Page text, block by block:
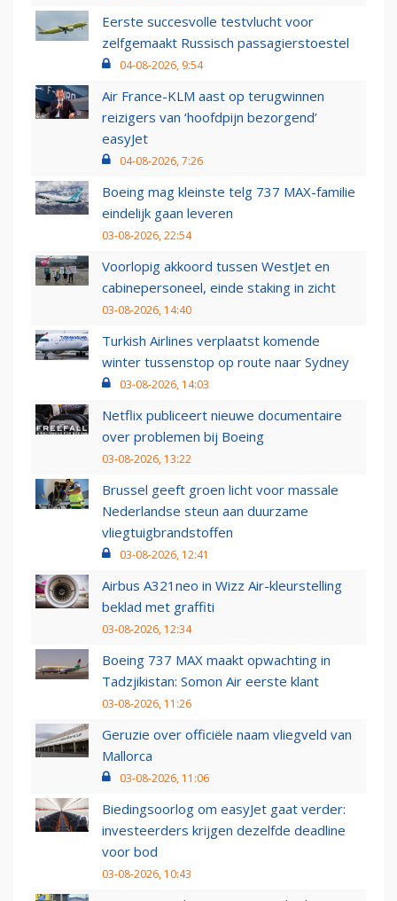
Eerste succesvolle testvlucht voor
zelfgemaakt Russisch passagierstoestel
04-08-2026, 9:54
Air France-KLM aast op terugwinnen
reizigers van ‘hoofdpijn bezorgend’
easyJet
04-08-2026, 7:26
Boeing mag kleinste telg 737 MAX-familie
eindelijk gaan leveren
03-08-2026, 22:54
Voorlopig akkoord tussen WestJet en
cabinepersoneel, einde staking in zicht
03-08-2026, 14:40
Turkish Airlines verplaatst komende
winter tussenstop op route naar Sydney
03-08-2026, 14:03
Netflix publiceert nieuwe documentaire
over problemen bij Boeing
03-08-2026, 13:22
Brussel geeft groen licht voor massale
Nederlandse steun aan duurzame
vliegtuigbrandstoffen
03-08-2026, 12:41
Airbus A321neo in Wizz Air-kleurstelling
beklad met graffiti
03-08-2026, 12:34
Boeing 737 MAX maakt opwachting in
Tadzjikistan: Somon Air eerste klant
03-08-2026, 11:26
Geruzie over officiële naam vliegveld van
Mallorca
03-08-2026, 11:06
Biedingsoorlog om easyJet gaat verder:
investeerders krijgen dezelfde deadline
voor bod
03-08-2026, 10:43